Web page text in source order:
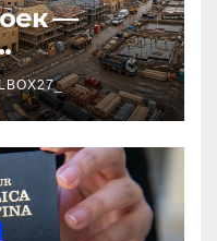
—
и